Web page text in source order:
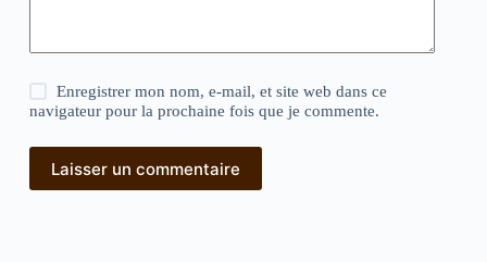
Enregistrer mon nom, e-mail, et site web dans ce
navigateur pour la prochaine fois que je commente.
Laisser un commentaire